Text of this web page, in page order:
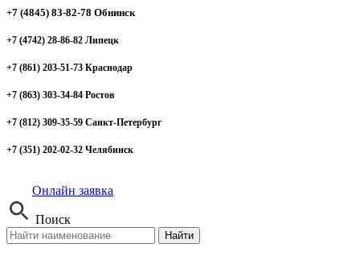
+7 (4845) 83-82-78 Обнинск
+7 (4742) 28-86-82 Липецк
+7 (861) 203-51-73 Краснодар
+7 (863) 303-34-84 Ростов
+7 (812) 309-35-59 Санкт-Петербург
+7 (351) 202-02-32 Челябинск
Онлайн заявка
Поиск
Найти